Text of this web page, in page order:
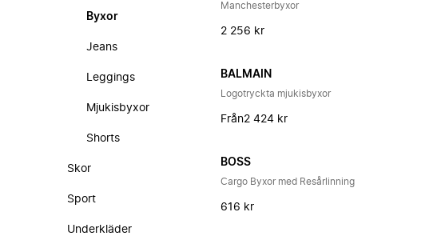
Byxor
Jeans
Leggings
Mjukisbyxor
Shorts
Skor
Sport
Underkläder
Manchesterbyxor
2 256 kr
BALMAIN
Logotryckta mjukisbyxor
Från2 424 kr
BOSS
Cargo Byxor med Resårlinning
616 kr